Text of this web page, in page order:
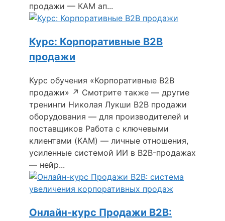
продажи — КАМ ап...
Курс: Корпоративные B2B
продажи
Курс обучения «Корпоративные B2B
продажи» ↗ Смотрите также — другие
тренинги Николая Лукши B2B продажи
оборудования — для производителей и
поставщиков Работа с ключевыми
клиентами (KAM) — личные отношения,
усиленные системой ИИ в B2B-продажах
— нейр...
Онлайн-курс Продажи B2B: